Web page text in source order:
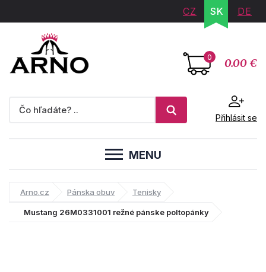
CZ SK DE
0 0.00 €
Přihlásit se
MENU
Arno.cz Pánska obuv Tenisky
Mustang 26M0331001 režné pánske poltopánky